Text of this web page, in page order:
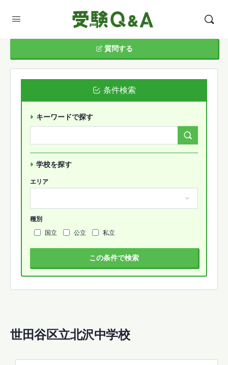
世田谷区立北沢中学校
質問する
条件検索
キーワードで探す
学校を探す
エリア
種別
国立
公立 私立
この条件で検索